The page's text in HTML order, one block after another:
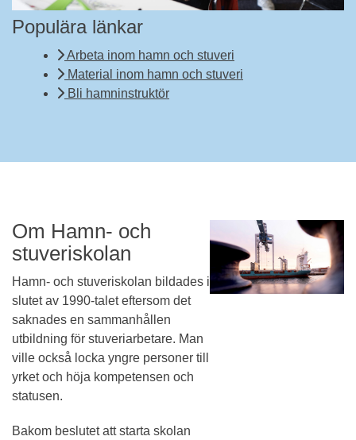
Populära länkar
Arbeta inom hamn och stuveri
Material inom hamn och stuveri
Bli hamninstruktör
Om Hamn- och
stuveriskolan
Hamn- och stuveriskolan bildades i
slutet av 1990-talet eftersom det
saknades en sammanhållen
utbildning för stuveriarbetare. Man
ville också locka yngre personer till
yrket och höja kompetensen och
statusen.
Bakom beslutet att starta skolan